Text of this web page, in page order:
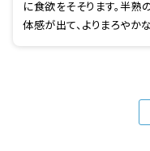
に食欲をそそります。半
体感が出て、よりまろやか